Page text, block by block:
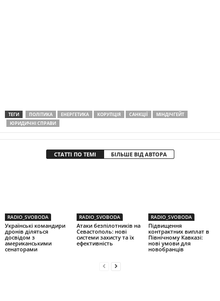
ТЕГИ ПОЛІТИКА ЕНЕРГЕТИКА КОРУПЦІЯ САНКЦІЇ
МІНДІЧГЕЙТ
ЮРИДИЧНІ СПРАВИ
СТАТТІ ПО ТЕМІ БІЛЬШЕ ВІД АВТОРА
RADIO_SVOBODA
Українські командири
дронів діляться
досвідом з
американськими
сенаторами
RADIO_SVOBODA
Атаки безпілотників на
Севастополь: нові
системи захисту та їх
ефективність
RADIO_SVOBODA
Підвищення
контрактних виплат в
Північному Кавказі:
нові умови для
новобранців